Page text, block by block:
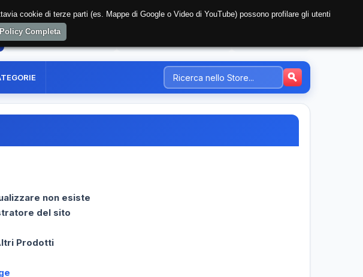
REGISTRAZIONE UTENTE
non esiste
del sito
Prodotti
cookie di terze parti (es. Mappe di Google o Video di YouTube) possono profilare gli utenti
Completa